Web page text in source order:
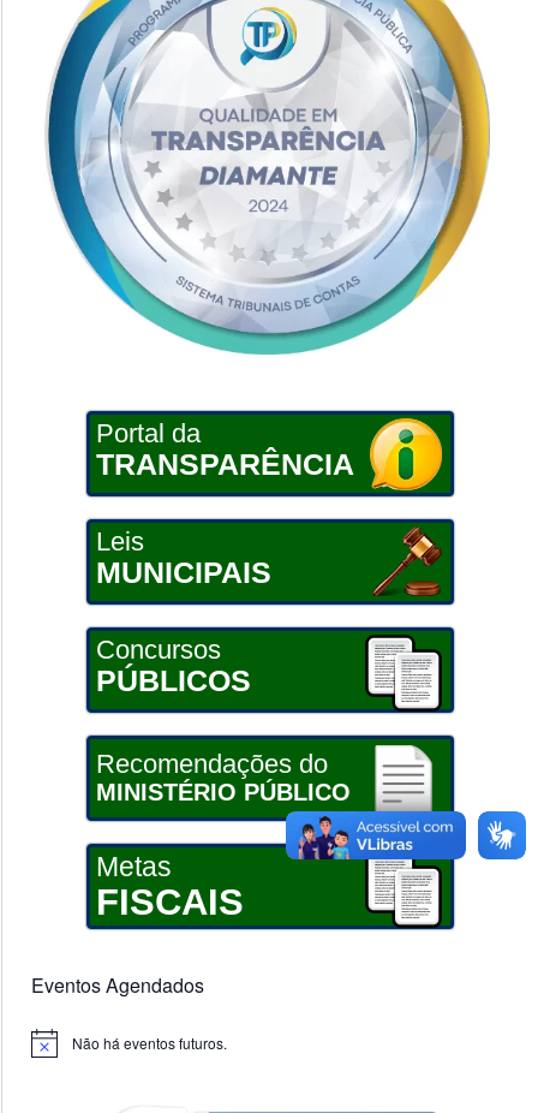
Portal da
TRANSPARÊNCIA
Leis
MUNICIPAIS
Concursos
PÚBLICOS
Recomendações do
MINISTÉRIO PÚBLICO
Metas
FISCAIS
Eventos Agendados
Notice Não há eventos futuros.